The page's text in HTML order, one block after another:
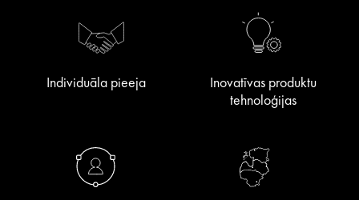
Individuāla pieeja
Inovatīvas produktu
tehnoloģijas